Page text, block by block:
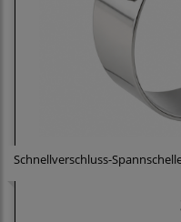
Schnellverschluss-